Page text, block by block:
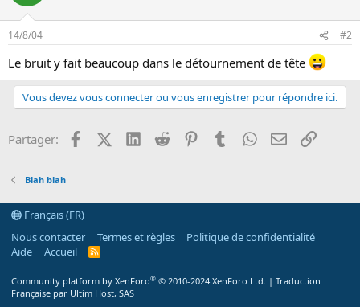
14/8/04 #2
Le bruit y fait beaucoup dans le détournement de tête
Vous devez vous connecter ou vous enregistrer pour répondre ici.
Partager: FacebookX (Twitter)
LinkedInReddit PinterestTumblrWhatsApp
EmailLien
Blah blah
Français (FR)
Nous contacter
Termes et règles
Politique de confidentialité
Aide
Accueil
R
Community platform by XenForo® © 2010-2024 XenForo Ltd. | Traduction
Française par Ultim Host, SAS